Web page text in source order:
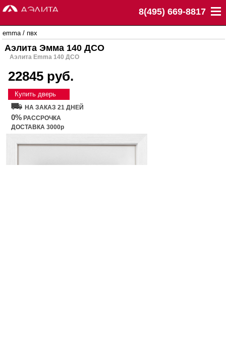
8(495) 669-8817
emma/ пвх
Аэлита Эмма 140 ДСО
Аэлита Emma 140 ДСО
22845 руб.
Купить дверь
НА ЗАКАЗ 21 ДНЕЙ
0% РАССРОЧКА
ДОСТАВКА 3000р